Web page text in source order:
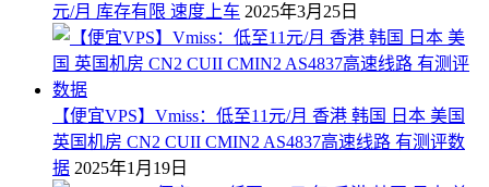
元/月 库存有限 速度上车 2025年3月25日
【便宜VPS】Vmiss：低至11元/月 香港 韩国 日本 美国
英国机房 CN2 CUII CMIN2 AS4837高速线路 有测评数
据 2025年1月19日